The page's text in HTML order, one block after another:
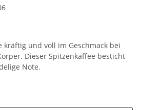
kräftig und voll im Geschmack bei
Dieser Spitzenkaffee besticht
Note.